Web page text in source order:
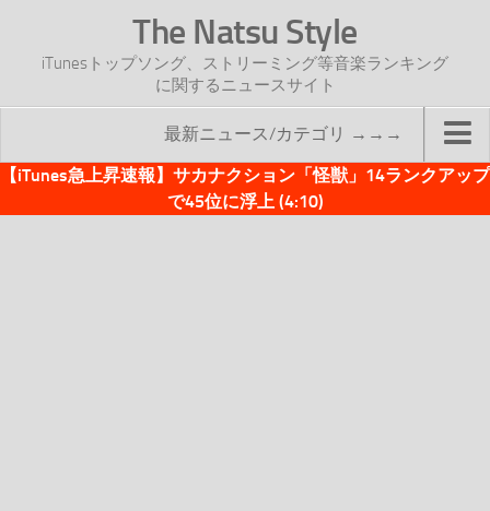
The Natsu Style
iTunesトップソング、ストリーミング等音楽ランキング
に関するニュースサイト
最新ニュース/カテゴリ →→→
TOP
【iTunes急上昇速報】サカナクション「怪獣」14ランクアップ
で45位に浮上 (4:10)